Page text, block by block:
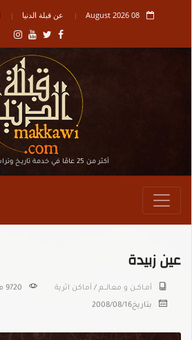
08 August 2026 عن قبلة الدنيا
أكثر من 25 عامًا في خدمة تاريـخ وتراث مكة المكرمة
عين زبيدة
أمـاكــن و معالـــم / أماكن اثرية 9720 مشاهدة
بتاريخ2008/08/16